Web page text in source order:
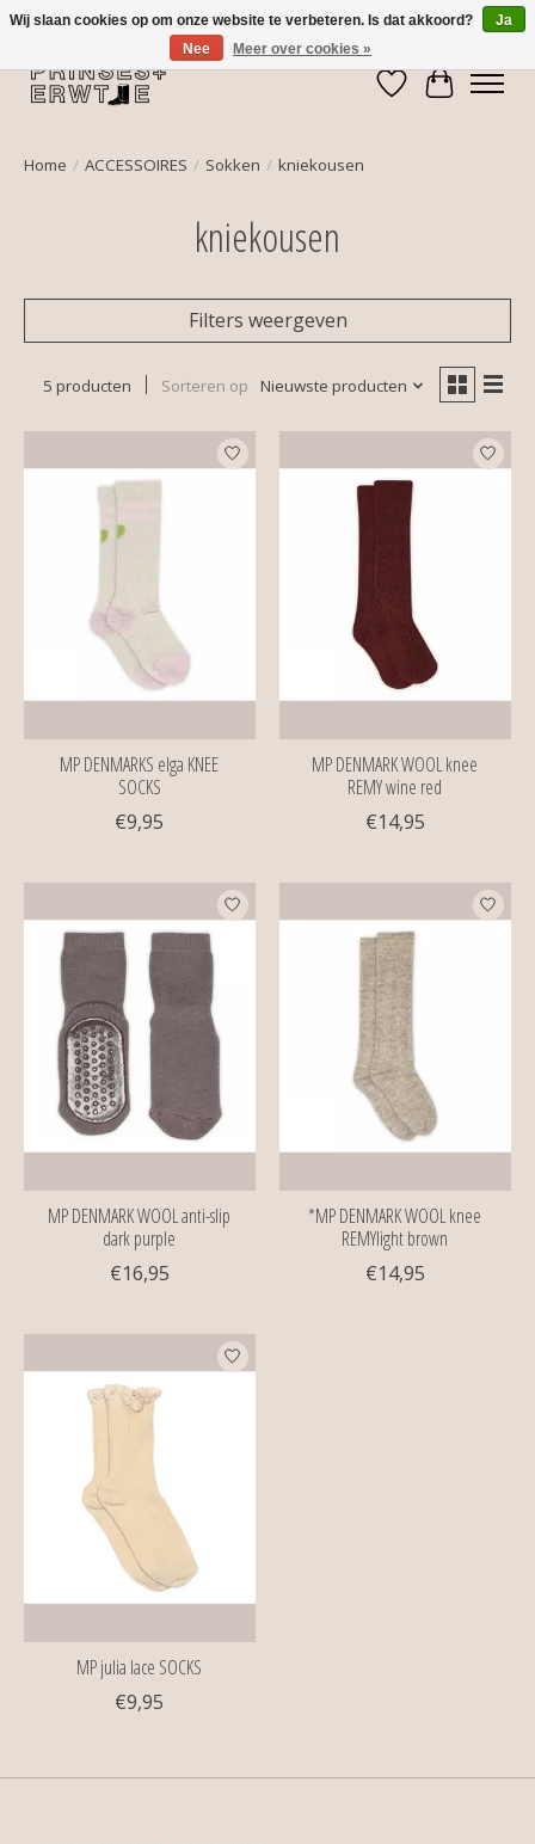
Verlanglijst
Home / ACCESSOIRES / Sokken / kniekousen
kniekousen
Filters weergeven
5 producten Sorteren op Nieuwste producten
MP DENMARKS elga KNEE
SOCKS
€9,95
MP DENMARK WOOL knee
REMY wine red
€14,95
MP DENMARK WOOL anti-slip
dark purple
€16,95
*MP DENMARK WOOL knee
REMYlight brown
€14,95
MP julia lace SOCKS
€9,95
Wij slaan cookies op om onze website te verbeteren. Is dat akkoord?
Ja
Nee
Meer over cookies »